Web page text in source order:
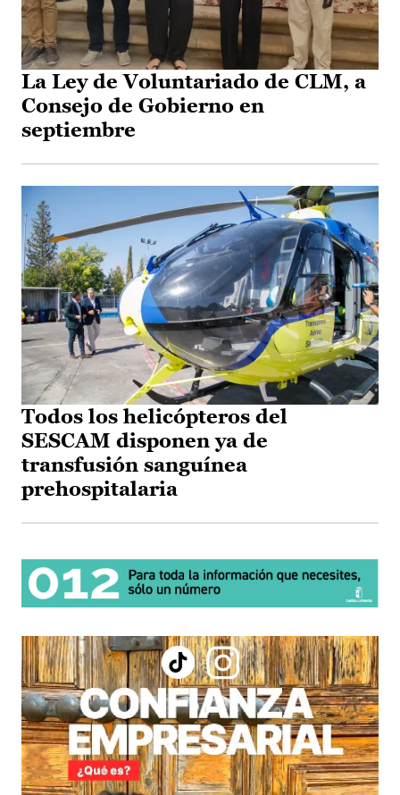
La Ley de Voluntariado de CLM, a
Consejo de Gobierno en
septiembre
Todos los helicópteros del
SESCAM disponen ya de
transfusión sanguínea
prehospitalaria